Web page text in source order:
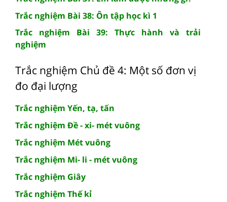
Trắc nghiệm Bài 38: Ôn tập học kì 1
Trắc nghiệm Bài 39: Thực hành và trải
nghiệm
Trắc nghiệm Chủ đề 4: Một số đơn vị
đo đại lượng
Trắc nghiệm Yến, tạ, tấn
Trắc nghiệm Đề - xi- mét vuông
Trắc nghiệm Mét vuông
Trắc nghiệm Mi- li - mét vuông
Trắc nghiệm Giây
Trắc nghiệm Thế kỉ